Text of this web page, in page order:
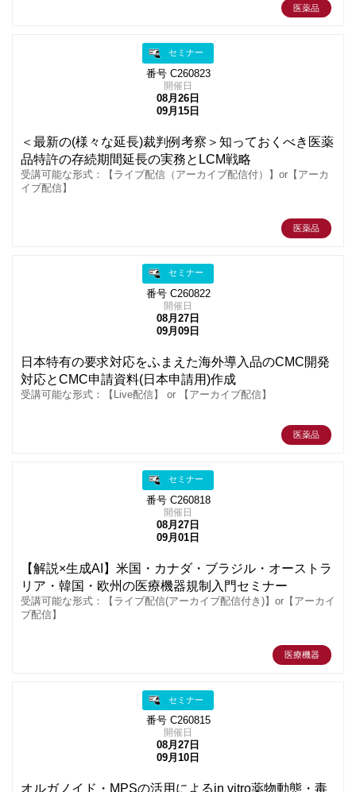
医薬品
セミナー
番号 C260823
開催日
08月26日
09月15日
＜最新の(様々な延長)裁判例考察＞知っておくべき医薬
品特許の存続期間延長の実務とLCM戦略
受講可能な形式：【ライブ配信（アーカイブ配信付）】or【アーカ
イブ配信】
医薬品
セミナー
番号 C260822
開催日
08月27日
09月09日
日本特有の要求対応をふまえた海外導入品のCMC開発
対応とCMC申請資料(日本申請用)作成
受講可能な形式：【Live配信】 or 【アーカイブ配信】
医薬品
セミナー
番号 C260818
開催日
08月27日
09月01日
【解説×生成AI】米国・カナダ・ブラジル・オーストラ
リア・韓国・欧州の医療機器規制入門セミナー
受講可能な形式：【ライブ配信(アーカイブ配信付き)】or【アーカイ
ブ配信】
医療機器
セミナー
番号 C260815
開催日
08月27日
09月10日
オルガノイド・MPSの活用によるin vitro薬物動態・毒